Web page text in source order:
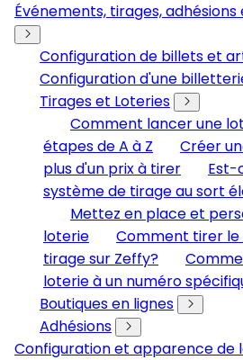
Événements, tirages,
Configuration de billets et
Configuration d'une
Tirages et Loteries
Comment lancer une
étapes de A à Z
Créer
plus d'un prix à tirer
Est-
système de tirage au sort
Mettez en place et
loterie
Comment tirer
tirage sur Zeffy?
loterie à un numéro
Boutiques en lignes
Adhésions
Configuration et apparence de